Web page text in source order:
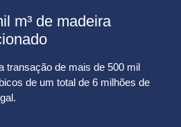
m³ de madeira
transação de mais de 500 mil
de um total de 6 milhões de